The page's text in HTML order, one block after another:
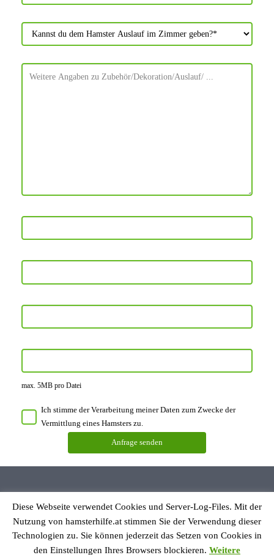
max. 5MB pro Datei
Ich stimme der Verarbeitung meiner Daten zum Zwecke der
Vermittlung eines Hamsters zu.
Diese Webseite verwendet Cookies und Server-Log-Files. Mit der
Nutzung von hamsterhilfe.at stimmen Sie der Verwendung dieser
Technologien zu. Sie können jederzeit das Setzen von Cookies in
den Einstellungen Ihres Browsers blockieren. Weitere